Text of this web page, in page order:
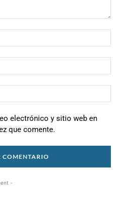
electrónico y sitio web en
que comente.
-